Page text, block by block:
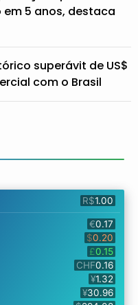
5 anos, destaca
superávit de US$
com o Brasil